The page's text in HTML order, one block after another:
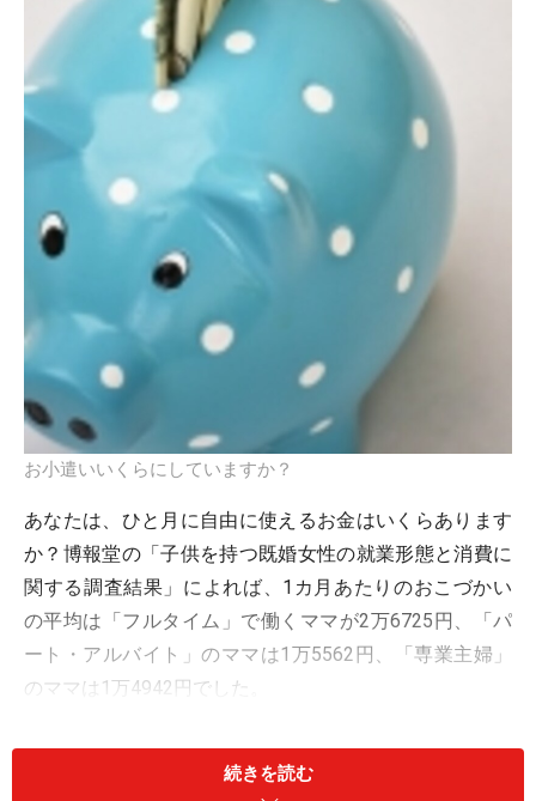
お小遣いいくらにしていますか？
あなたは、ひと月に自由に使えるお金はいくらあります
か？博報堂の「子供を持つ既婚女性の就業形態と消費に
関する調査結果」によれば、1カ月あたりのおこづかい
の平均は「フルタイム」で働くママが2万6725円、「パ
ート・アルバイト」のママは1万5562円、「専業主婦」
のママは1万4942円でした。
やはり、働くママの自由になるお金は多いですね。で
は、実際に自分のために使ったお金はいくらだったでし
続きを読む